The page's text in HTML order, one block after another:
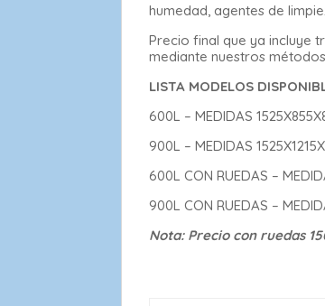
humedad, agentes de
Precio final que ya incluye
mediante nuestros
LISTA MODELOS
600L – MEDIDAS
900L – MEDIDAS
600L CON RUEDAS –
900L CON RUEDAS –
Nota: Precio con ruedas